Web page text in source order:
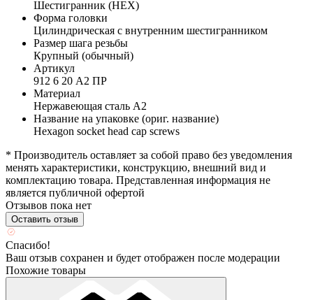
Шестигранник (HEX)
Форма головки
Цилиндрическая с внутренним шестигранником
Размер шага резьбы
Крупный (обычный)
Артикул
912 6 20 А2 ПР
Материал
Нержавеющая сталь А2
Название на упаковке (ориг. название)
Hexagon socket head cap screws
* Производитель оставляет за собой право без уведомления
менять характеристики, конструкцию, внешний вид и
комплектацию товара. Представленная информация не
является публичной офертой
Отзывов пока нет
Оставить отзыв
Спасибо!
Ваш отзыв сохранен и будет отображен после модерации
Похожие товары